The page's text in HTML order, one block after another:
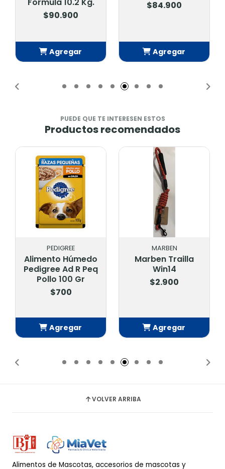
$90.900
Agregar
$84.900
Agregar
PUEDE QUE TE INTERESEN ESTOS
Productos recomendados
PEDIGREE
Alimento Húmedo
Pedigree Ad R Peq
Pollo 100 Gr
$700
Agregar
MARBEN
Marben Trailla
Win14
$2.900
Agregar
VOLVER ARRIBA
Alimentos de Mascotas, accesorios de mascotas y